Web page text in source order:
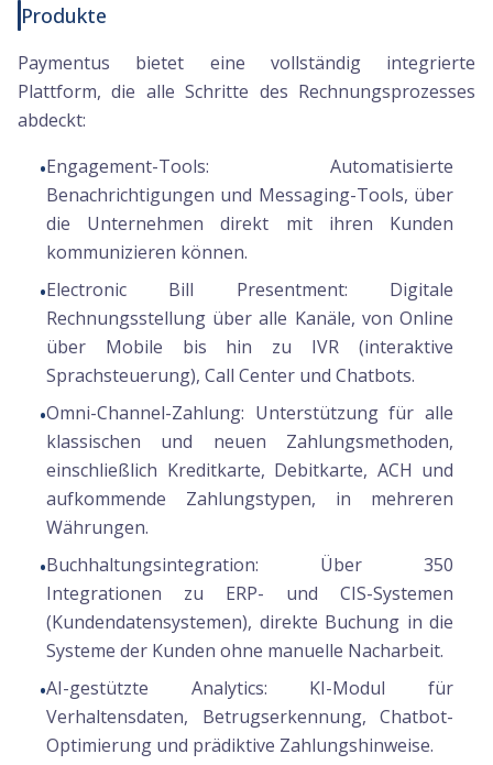
Produkte
Paymentus bietet eine vollständig integrierte
Plattform, die alle Schritte des Rechnungsprozesses
abdeckt:
•Engagement-Tools: Automatisierte
Benachrichtigungen und Messaging-Tools, über
die Unternehmen direkt mit ihren Kunden
kommunizieren können.
•Electronic Bill Presentment: Digitale
Rechnungsstellung über alle Kanäle, von Online
über Mobile bis hin zu IVR (interaktive
Sprachsteuerung), Call Center und Chatbots.
•Omni-Channel-Zahlung: Unterstützung für alle
klassischen und neuen Zahlungsmethoden,
einschließlich Kreditkarte, Debitkarte, ACH und
aufkommende Zahlungstypen, in mehreren
Währungen.
•Buchhaltungsintegration: Über 350
Integrationen zu ERP- und CIS-Systemen
(Kundendatensystemen), direkte Buchung in die
Systeme der Kunden ohne manuelle Nacharbeit.
•AI-gestützte Analytics: KI-Modul für
Verhaltensdaten, Betrugserkennung, Chatbot-
Optimierung und prädiktive Zahlungshinweise.